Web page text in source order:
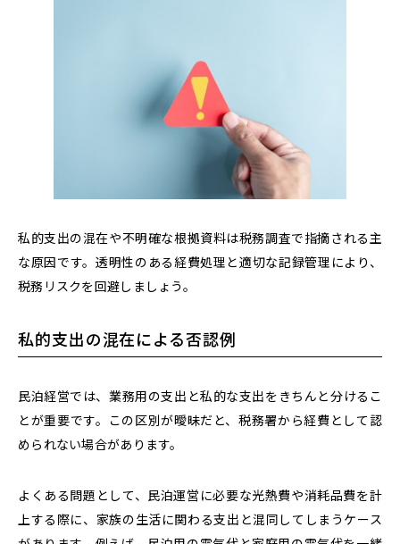
私的支出の混在や不明確な根拠資料は税務調査で指摘される主
な原因です。透明性のある経費処理と適切な記録管理により、
税務リスクを回避しましょう。
私的支出の混在による否認例
民泊経営では、業務用の支出と私的な支出をきちんと分けるこ
とが重要です。この区別が曖昧だと、税務署から経費として認
められない場合があります。
よくある問題として、民泊運営に必要な光熱費や消耗品費を計
上する際に、家族の生活に関わる支出と混同してしまうケース